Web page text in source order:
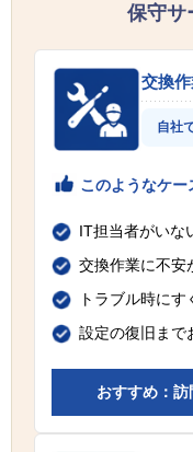
保守サ
交換
自社
このようなケー
IT担当者がいな
交換作業に不安
トラブル時に
設定の復旧まで
おすすめ：訪